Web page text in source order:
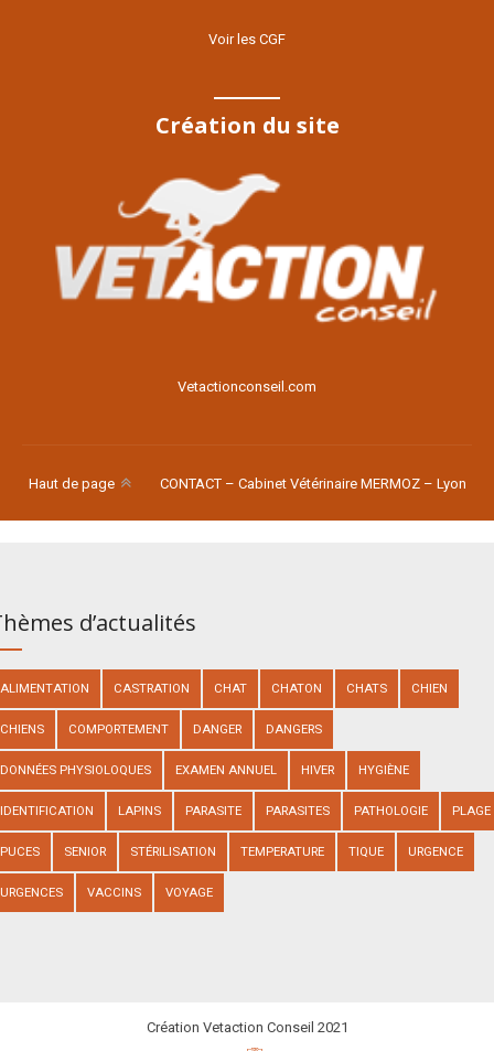
Voir les CGF
Création du site
Voir le site
Vetactionconseil.com
Haut de page CONTACT – Cabinet Vétérinaire MERMOZ – Lyon
d’actualités
ALIMENTATION CASTRATION CHAT CHATON CHATS CHIEN
CHIENS COMPORTEMENT DANGER DANGERS
DONNÉES PHYSIOLOQUES EXAMEN ANNUEL HIVER HYGIÈNE
IDENTIFICATION LAPINS PARASITE PARASITES PATHOLOGIE PLAGE
PUCES SENIOR STÉRILISATION TEMPERATURE TIQUE URGENCE
URGENCES VACCINS VOYAGE
Création Vetaction Conseil 2021